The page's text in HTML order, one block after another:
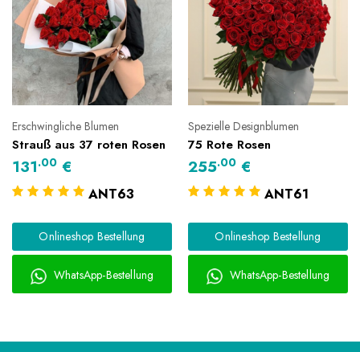
Erschwingliche Blumen
Strauß aus 37 roten Rosen
131.00 €
ANT63
Onlineshop Bestellung
WhatsApp-Bestellung
Spezielle Designblumen
75 Rote Rosen
255.00 €
ANT61
Onlineshop Bestellung
WhatsApp-Bestellung